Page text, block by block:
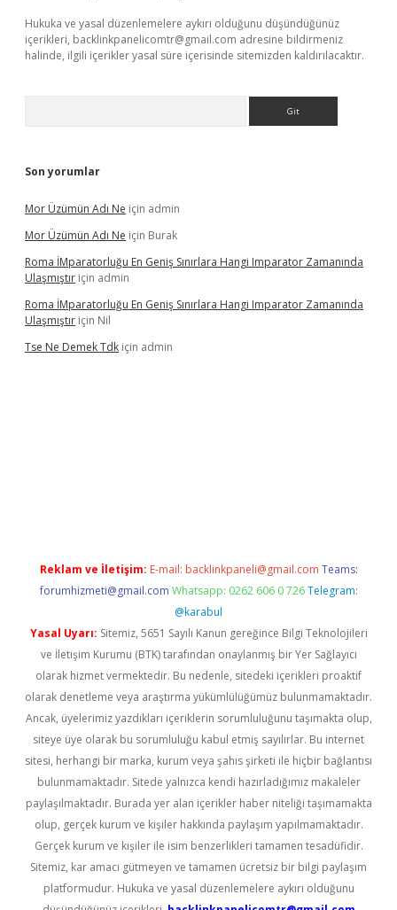
Hukuka ve yasal düzenlemelere aykırı olduğunu düşündüğünüz
içerikleri, backlinkpanelicomtr@gmail.com adresine bildirmeniz
halinde, ilgili içerikler yasal süre içerisinde sitemizden kaldırılacaktır.
Son yorumlar
Mor Üzümün Adı Ne için admin
Mor Üzümün Adı Ne için Burak
Roma İMparatorluğu En Geniş Sınırlara Hangi Imparator Zamanında
Ulaşmıştır için admin
Roma İMparatorluğu En Geniş Sınırlara Hangi Imparator Zamanında
Ulaşmıştır için Nil
Tse Ne Demek Tdk için admin
Reklam ve İletişim: E-mail: backlinkpaneli@gmail.com Teams:
forumhizmeti@gmail.com Whatsapp: 0262 606 0 726 Telegram:
@karabul
Yasal Uyarı: Sitemiz, 5651 Sayılı Kanun gereğince Bilgi Teknolojileri
ve İletişim Kurumu (BTK) tarafından onaylanmış bir Yer Sağlayıcı
olarak hizmet vermektedir. Bu nedenle, sitedeki içerikleri proaktif
olarak denetleme veya araştırma yükümlülüğümüz bulunmamaktadır.
Ancak, üyelerimiz yazdıkları içeriklerin sorumluluğunu taşımakta olup,
siteye üye olarak bu sorumluluğu kabul etmiş sayılırlar. Bu internet
sitesi, herhangi bir marka, kurum veya şahıs şirketi ile hiçbir bağlantısı
bulunmamaktadır. Sitede yalnızca kendi hazırladığımız makaleler
paylaşılmaktadır. Burada yer alan içerikler haber niteliği taşımamakta
olup, gerçek kurum ve kişiler hakkında paylaşım yapılmamaktadır.
Gerçek kurum ve kişiler ile isim benzerlikleri tamamen tesadüfidir.
Sitemiz, kar amacı gütmeyen ve tamamen ücretsiz bir bilgi paylaşım
platformudur. Hukuka ve yasal düzenlemelere aykırı olduğunu